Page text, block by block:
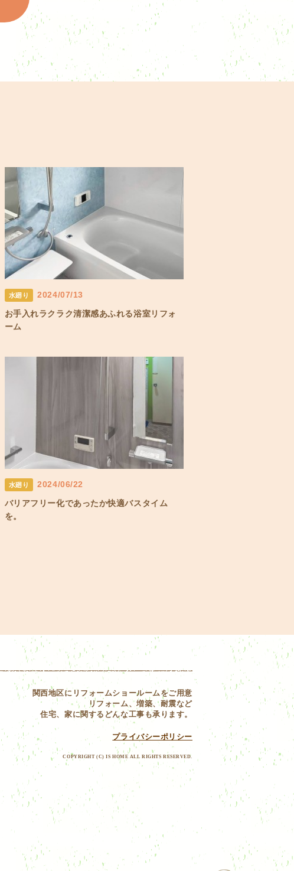
水廻り
2024/07/13
お手入れラクラク清潔感あふれる浴室リフォ
ーム
水廻り
2024/06/22
バリアフリー化であったか快適バスタイム
を。
関西地区にリフォームショールームをご用意
リフォーム、増築、耐震など
住宅、家に関するどんな工事も承ります。
プライバシーポリシー
COPYRIGHT (C) IS HOME ALL RIGHTS RESERVED.